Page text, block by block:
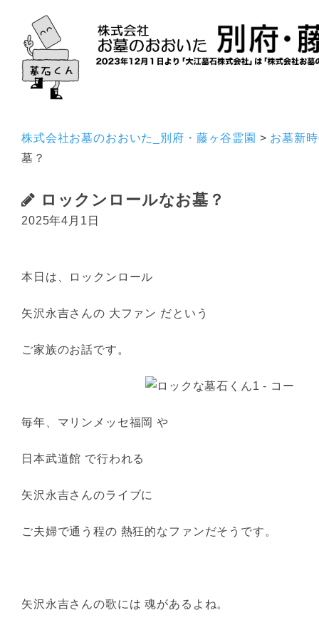
株式会社お墓のおおいた_別府・藤ヶ谷霊園 > お墓新
墓？
ロックンロールなお墓？
2025年4月1日
本日は、ロックンロール
矢沢永吉さんの 大ファン だという
ご家族のお話です。
毎年、マリンメッセ福岡 や
日本武道館 で行われる
矢沢永吉さんのライブに
ご夫婦で通う程の 熱狂的なファンだそうです。
矢沢永吉さんの歌には 魂があるよね。